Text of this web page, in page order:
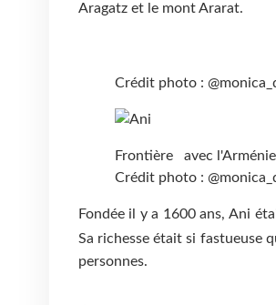
Aragatz et le mont Ararat.
Crédit photo :
Frontière avec l'Arménie
Crédit photo :
Fondée il y a 1600 ans, Ani
Sa richesse était si fastueuse
personnes.